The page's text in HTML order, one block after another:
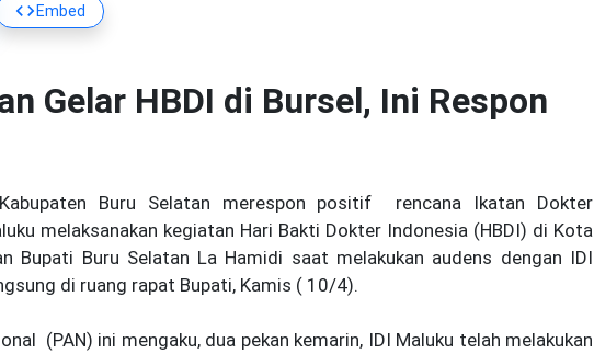
Embed
Gelar HBDI di Bursel, Ini Respon
Kabupaten Buru Selatan merespon positif rencana Ikatan Dokter
melaksanakan kegiatan Hari Bakti Dokter Indonesia (HBDI) di Kota
Bupati Buru Selatan La Hamidi saat melakukan audens dengan IDI
di ruang rapat Bupati, Kamis ( 10/4).
(PAN) ini mengaku, dua pekan kemarin, IDI Maluku telah melakukan